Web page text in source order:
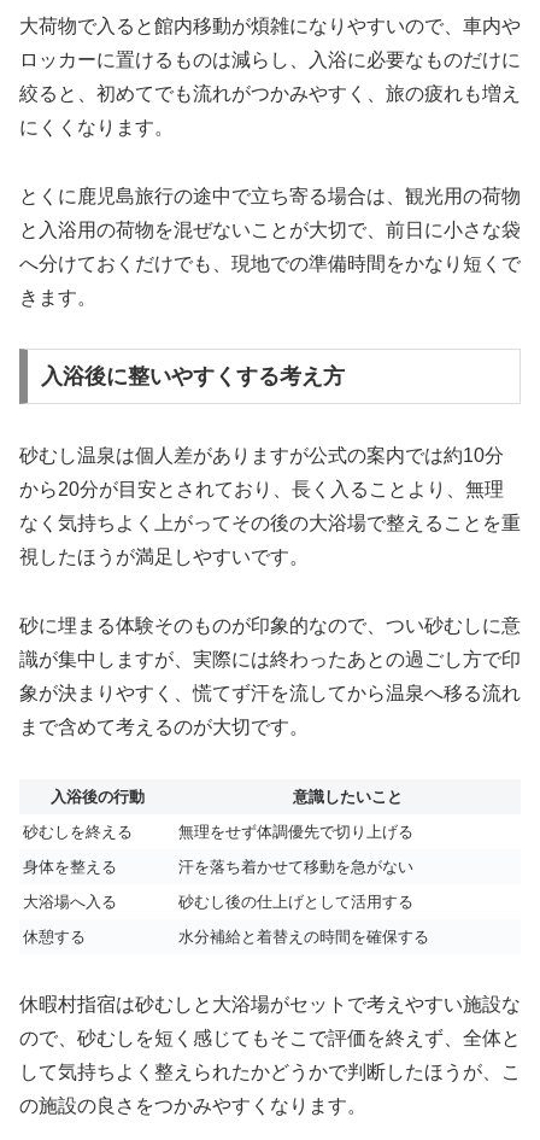
大荷物で入ると館内移動が煩雑になりやすいので、車内や
ロッカーに置けるものは減らし、入浴に必要なものだけに
絞ると、初めてでも流れがつかみやすく、旅の疲れも増え
にくくなります。
とくに鹿児島旅行の途中で立ち寄る場合は、観光用の荷物
と入浴用の荷物を混ぜないことが大切で、前日に小さな袋
へ分けておくだけでも、現地での準備時間をかなり短くで
きます。
入浴後に整いやすくする考え方
砂むし温泉は個人差がありますが公式の案内では約10分
から20分が目安とされており、長く入ることより、無理
なく気持ちよく上がってその後の大浴場で整えることを重
視したほうが満足しやすいです。
砂に埋まる体験そのものが印象的なので、つい砂むしに意
識が集中しますが、実際には終わったあとの過ごし方で印
象が決まりやすく、慌てず汗を流してから温泉へ移る流れ
まで含めて考えるのが大切です。
入浴後の行動
意識したいこと
砂むしを終える
無理をせず体調優先で切り上げる
身体を整える
汗を落ち着かせて移動を急がない
大浴場へ入る
砂むし後の仕上げとして活用する
休憩する
水分補給と着替えの時間を確保する
休暇村指宿は砂むしと大浴場がセットで考えやすい施設な
ので、砂むしを短く感じてもそこで評価を終えず、全体と
して気持ちよく整えられたかどうかで判断したほうが、こ
の施設の良さをつかみやすくなります。